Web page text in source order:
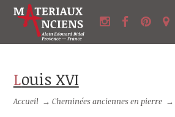
Louis XVI
Accueil → Cheminées anciennes en pierre →